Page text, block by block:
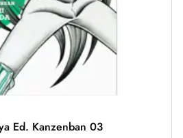
Ed. Kanzenban 03